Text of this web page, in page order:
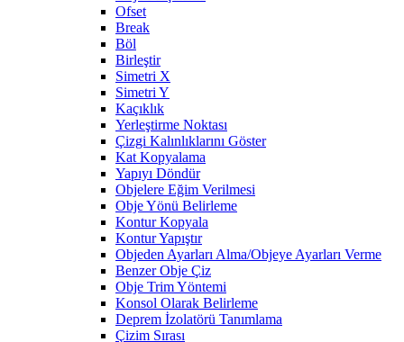
Ofset
Break
Böl
Birleştir
Simetri X
Simetri Y
Kaçıklık
Yerleştirme Noktası
Çizgi Kalınlıklarını Göster
Kat Kopyalama
Yapıyı Döndür
Objelere Eğim Verilmesi
Obje Yönü Belirleme
Kontur Kopyala
Kontur Yapıştır
Objeden Ayarları Alma/Objeye Ayarları Verme
Benzer Obje Çiz
Obje Trim Yöntemi
Konsol Olarak Belirleme
Deprem İzolatörü Tanımlama
Çizim Sırası